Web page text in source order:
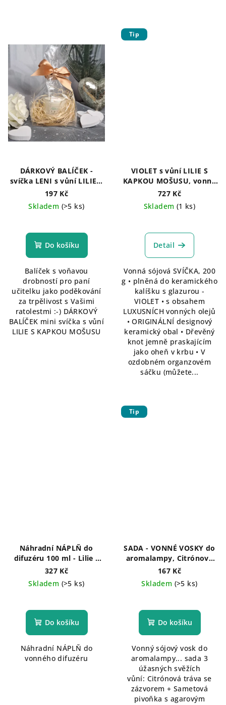
DÁRKOVÝ BALÍČEK -
svíčka LENI s vůní LILIE S
KAPKOU MOŠUSU
197 Kč
Skladem (>5 ks)
Do košíku
Balíček s voňavou
drobností pro paní
učitelku jako poděkování
za trpělivost s Vašimi
ratolestmi :-) DÁRKOVÝ
BALÍČEK mini svíčka s vůní
LILIE S KAPKOU MOŠUSU
Tip
VIOLET s vůní LILIE S
KAPKOU MOŠUSU, vonná
svíčka 200 g
727 Kč
Skladem (1 ks)
Detail
Vonná sójová SVÍČKA, 200
g • plněná do keramického
kalíšku s glazurou -
VIOLET • s obsahem
LUXUSNÍCH vonných olejů
• ORIGINÁLNÍ designový
keramický obal • Dřevěný
knot jemně praskajícím
jako oheň v krbu • V
ozdobném organzovém
sáčku (můžete...
Náhradní NÁPLŇ do
difuzéru 100 ml - Lilie s
kapkou mošusu
327 Kč
Skladem (>5 ks)
Do košíku
Náhradní NÁPLŇ do
vonného difuzéru
Tip
SADA - VONNÉ VOSKY do
aromalampy, Citrónová
tráva se zázvorem +
Sametová pivoňka s
agarovým dřevem + Lilie s
167 Kč
Skladem (>5 ks)
hodnocení
produktu
z
5
hvězdiček.
Do košíku
Vonný sójový vosk do
aromalampy... sada 3
úžasných svěžích
vůní: Citrónová tráva se
zázvorem + Sametová
pivoňka s agarovým